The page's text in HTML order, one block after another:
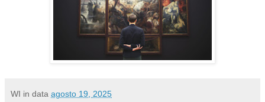
WI in data agosto 19, 2025